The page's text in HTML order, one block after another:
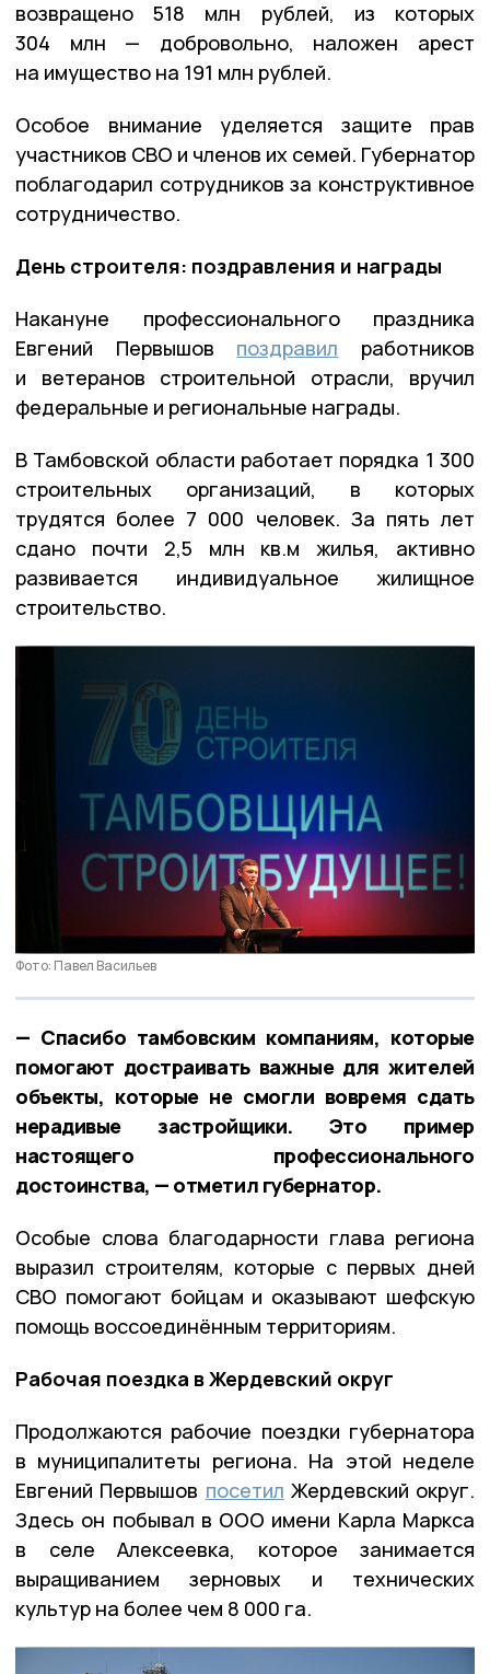
возвращено 518 млн рублей, из которых
304 млн — добровольно, наложен арест
на имущество на 191 млн рублей.
Особое внимание уделяется защите прав
участников СВО и членов их семей. Губернатор
поблагодарил сотрудников за конструктивное
сотрудничество.
День строителя: поздравления и награды
Накануне профессионального праздника
Евгений Первышов поздравил работников
и ветеранов строительной отрасли, вручил
федеральные и региональные награды.
В Тамбовской области работает порядка 1 300
строительных организаций, в которых
трудятся более 7 000 человек. За пять лет
сдано почти 2,5 млн кв.м жилья, активно
развивается индивидуальное жилищное
строительство.
Фото: Павел Васильев
— Спасибо тамбовским компаниям, которые
помогают достраивать важные для жителей
объекты, которые не смогли вовремя сдать
нерадивые застройщики. Это пример
настоящего профессионального
достоинства, — отметил губернатор.
Особые слова благодарности глава региона
выразил строителям, которые с первых дней
СВО помогают бойцам и оказывают шефскую
помощь воссоединённым территориям.
Рабочая поездка в Жердевский округ
Продолжаются рабочие поездки губернатора
в муниципалитеты региона. На этой неделе
Евгений Первышов посетил Жердевский округ.
Здесь он побывал в ООО имени Карла Маркса
в селе Алексеевка, которое занимается
выращиванием зерновых и технических
культур на более чем 8 000 га.